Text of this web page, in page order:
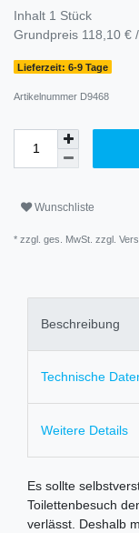
Inhalt 1 Stück
Grundpreis 118,10 €
Lieferzeit: 6-9 Tage
Artikelnummer D9468
Wunschliste
* zzgl. ges. MwSt. zzgl.
Beschreibung
Technische
Weitere Details
Es sollte
Toilettenbesuch
verlässt. Deshalb